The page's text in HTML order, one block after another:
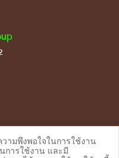
ามพึงพอใจในการใช้งาน
การใช้งาน และมี